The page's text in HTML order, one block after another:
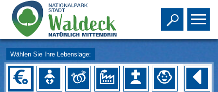
Toggle
Wählen Sie Ihre Lebenslage: